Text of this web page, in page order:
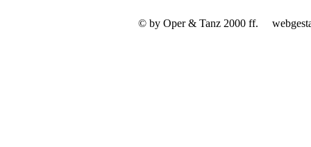
© by Oper & Tanz 2000 ff.